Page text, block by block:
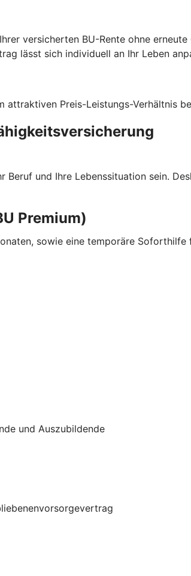
versicherten BU-Rente ohne
lässt sich individuell an Ihr Leben
attraktiven Preis-Leistungs-Verhältnis
und Ihre Lebenssituation sein.
Premium)
sowie eine temporäre
und Auszubildende